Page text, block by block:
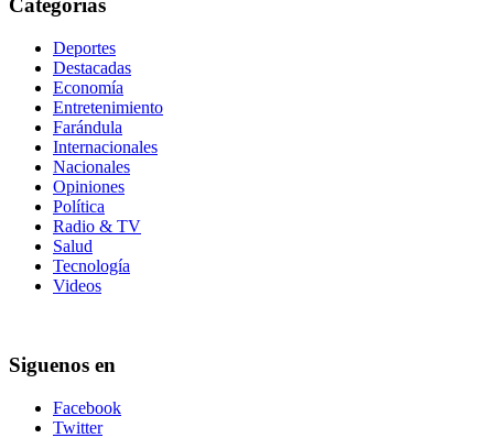
Categorías
Deportes
Destacadas
Economía
Entretenimiento
Farándula
Internacionales
Nacionales
Opiniones
Política
Radio & TV
Salud
Tecnología
Videos
Siguenos en
Facebook
Twitter